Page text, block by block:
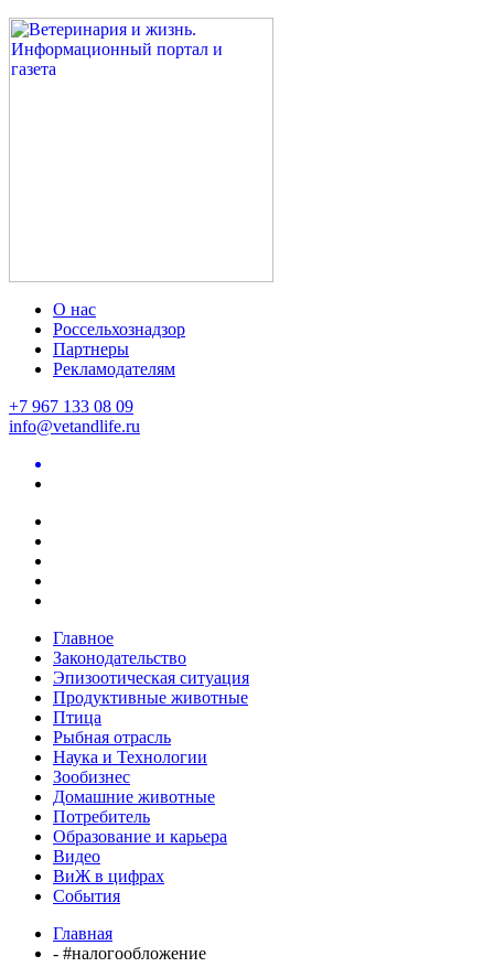
О нас
Россельхознадзор
Партнеры
Рекламодателям
+7 967 133 08 09
info@vetandlife.ru
Главное
Законодательство
Эпизоотическая ситуация
Продуктивные животные
Птица
Рыбная отрасль
Наука и Технологии
Зообизнес
Домашние животные
Потребитель
Образование и карьера
Видео
ВиЖ в цифрах
События
Главная
- #налогообложение